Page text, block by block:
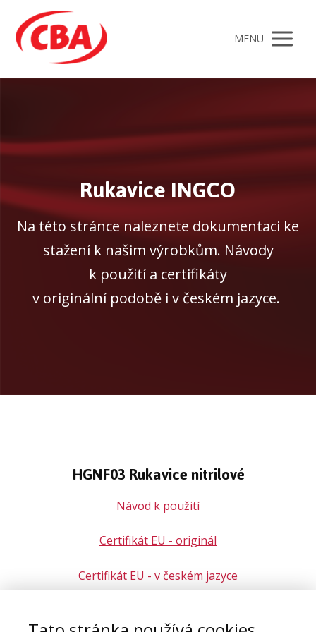
MENU
Rukavice INGCO
Na této stránce naleznete dokumentaci ke
stažení k našim výrobkům. Návody
k použití a certifikáty
v originální podobě i v českém jazyce.
HGNF03 Rukavice nitrilové
Návod k použití
Certifikát EU - originál
Certifikát EU - v českém jazyce